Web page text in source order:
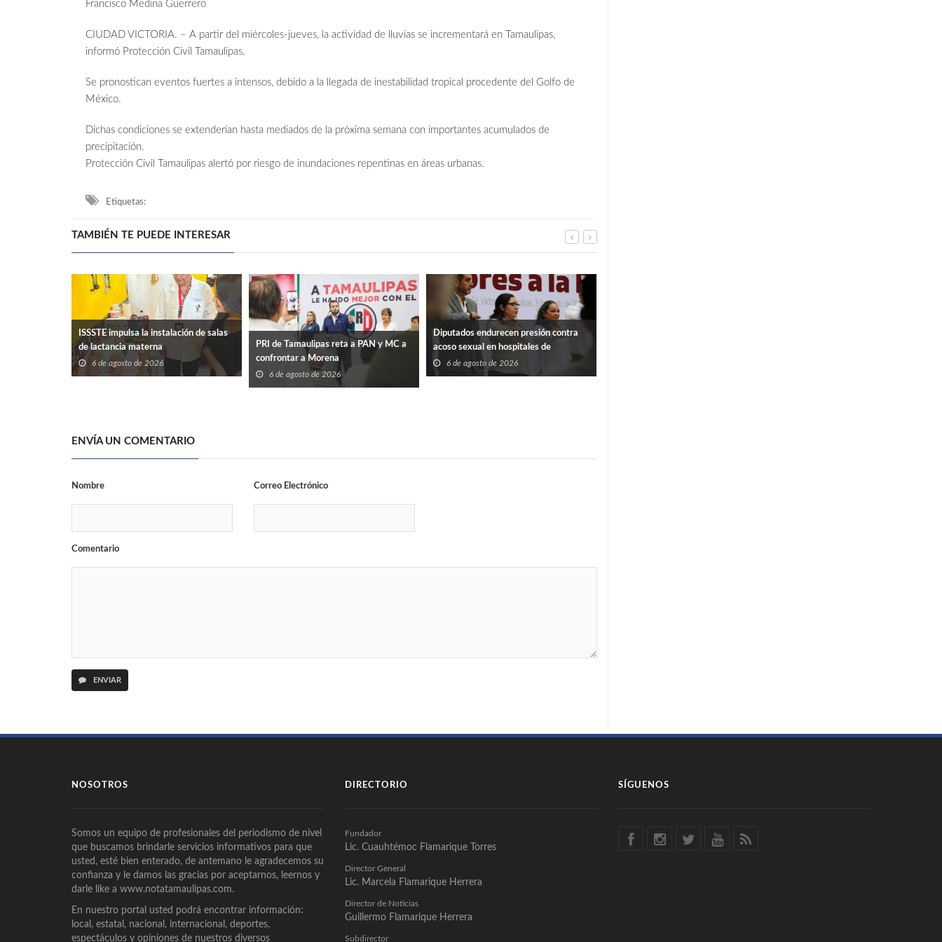
Francisco Medina Guerrero
CIUDAD VICTORIA. – A partir del miércoles-jueves, la actividad de lluvias se incrementará en Tamaulipas,
informó Protección Civil Tamaulipas.
Se pronostican eventos fuertes a intensos, debido a la llegada de inestabilidad tropical procedente del Golfo de
México.
Dichas condiciones se extenderían hasta mediados de la próxima semana con importantes acumulados de
precipitación.
Protección Civil Tamaulipas alertó por riesgo de inundaciones repentinas en áreas urbanas.
Etiquetas:
TAMBIÉN TE PUEDE INTERESAR
ISSSTE impulsa la instalación de salas
de lactancia materna
6 de agosto de 2026
PRI de Tamaulipas reta a PAN y MC a
confrontar a Morena
6 de agosto de 2026
Diputados endurecen presión contra
acoso sexual en hospitales de
Tamaulipas
6 de agosto de 2026
ENVÍA UN COMENTARIO
Nombre Correo Electrónico
Comentario
ENVIAR
NOSOTROS
Somos un equipo de profesionales del periodismo de nivel
que buscamos brindarle servicios informativos para que
usted, esté bien enterado, de antemano le agradecemos su
confianza y le damos las gracias por aceptarnos, leernos y
darle like a www.notatamaulipas.com.
En nuestro portal usted podrá encontrar información:
local, estatal, nacional, internacional, deportes,
espectáculos y opiniones de nuestros diversos
DIRECTORIO
Fundador
Lic. Cuauhtémoc Flamarique Torres
Director General
Lic. Marcela Flamarique Herrera
Director de Noticias
Guillermo Flamarique Herrera
Subdirector
SÍGUENOS